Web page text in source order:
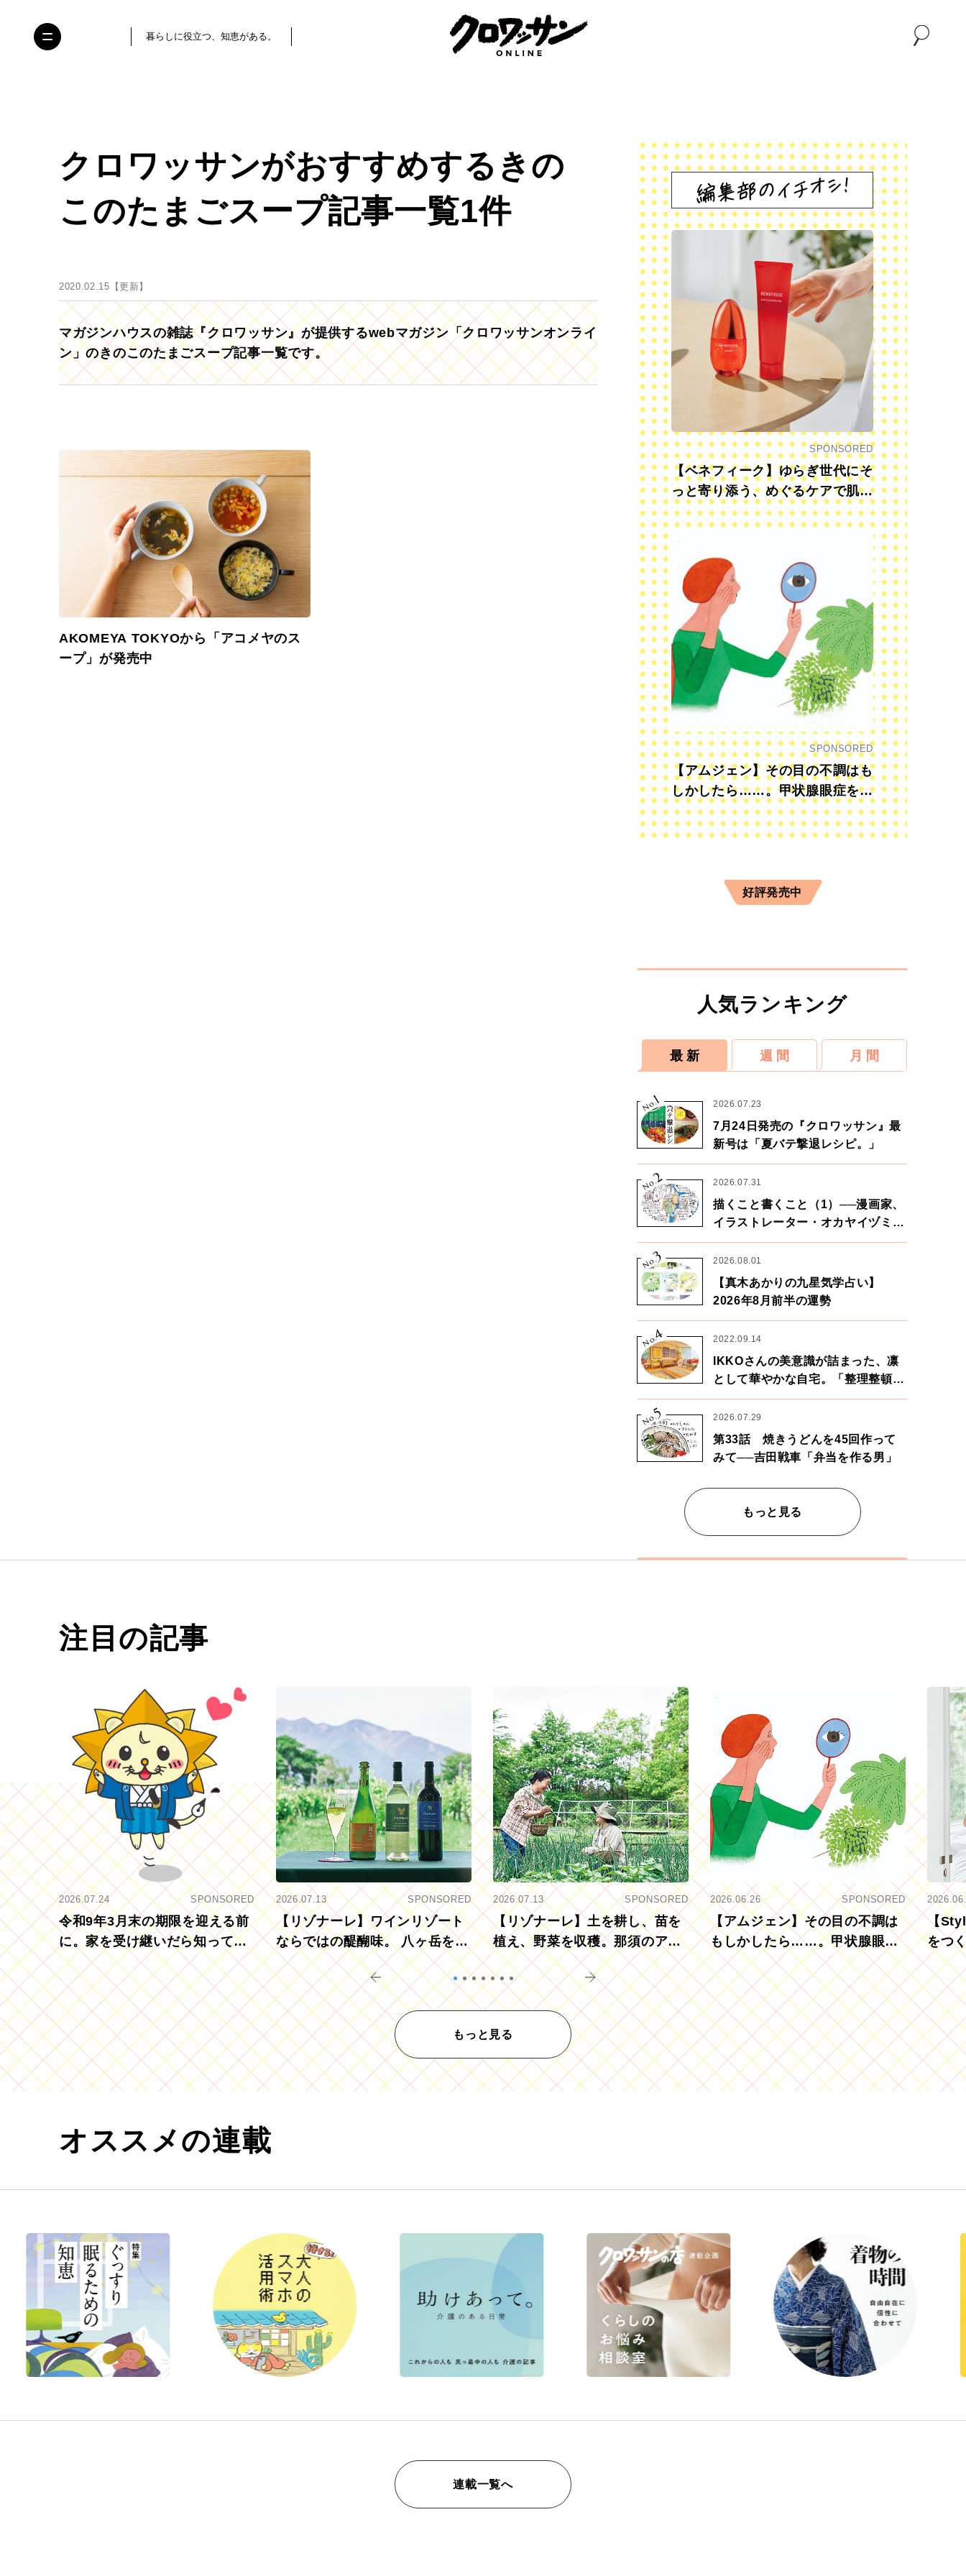
暮らしに役立つ、知恵がある。
クロワッサンがおすすめするきの
このたまごスープ記事一覧1件
2020.02.15【更新】
マガジンハウスの雑誌『クロワッサン』が提供するwebマガジン「クロワッサンオンライ
ン」のきのこのたまごスープ記事一覧です。
AKOMEYA TOKYOから「アコメヤのス
ープ」が発売中
SPONSORED
【ベネフィーク】ゆらぎ世代にそ
っと寄り添う、めぐるケアで肌も
心も前向きに
SPONSORED
【アムジェン】その目の不調はも
しかしたら……。甲状腺眼症を知
っていますか？
好評発売中
人気ランキング
最 新 週 間 月 間
No.
1 2026.07.23
7月24日発売の『クロワッサン』最
新号は「夏バテ撃退レシピ。」
No.2 2026.07.31
描くこと書くこと（1）──漫画家、
イラストレーター・オカヤイヅミさ
ん×漫画家・鶴谷香央理さん
No.
3 2026.08.01
【真木あかりの九星気学占い】
2026年8月前半の運勢
No.
4 2022.09.14
IKKOさんの美意識が詰まった、凛
として華やかな自宅。「整理整頓は
心のリズムが乱されないための作
業」。
No.
5 2026.07.29
第33話 焼きうどんを45回作って
みて──吉田戦車「弁当を作る男」
もっと見る
注目の記事
2026.07.24 SPONSORED
令和9年3月末の期限を迎える前
に。家を受け継いだら知ってお
きたい「相続登記の義務化」
2026.07.13 SPONSORED
【リゾナーレ】ワインリゾート
ならではの醍醐味。 八ヶ岳を望
むブドウ畑でアペロ
2026.07.13 SPONSORED
【リゾナーレ】土を耕し、苗を
植え、野菜を収穫。那須のアグ
リツーリズモを体験
2026.06.26 SPONSORED
【アムジェン】その目の不調は
もしかしたら……。甲状腺眼症
を知っていますか？
【
をつ
もっと見る
オススメの連載
連載一覧へ